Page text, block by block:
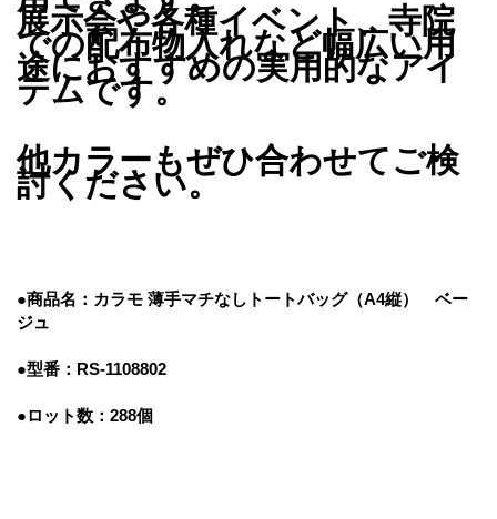
展示会や各種イベント、寺院
での配布物入れなど幅広い用
途におすすめの実用的なアイ
テムです。
他カラーもぜひ合わせてご検
討ください。
●商品名： カラモ 薄手マチなしトートバッグ（A4縦） ベー
ジュ
●型番：RS-1108802
●ロット数：288個